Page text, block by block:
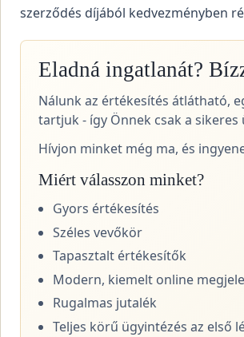
szerződés díjából kedvezményben
Eladná ingatlanát?
Nálunk az értékesítés átlátható,
tartjuk - így Önnek csak a
Hívjon minket még ma, és
Miért válasszon minket?
Gyors értékesítés
Széles vevőkör
Tapasztalt értékesítők
Modern, kiemelt online
Rugalmas jutalék
Teljes körű ügyintézés az első